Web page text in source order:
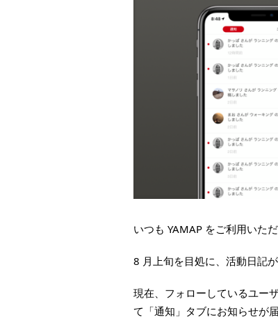
いつも YAMAP をご利用いた
8 月上旬を目処に、活動日記
現在、フォローしているユー
て「通知」タブにお知らせが